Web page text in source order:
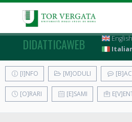
DIDATTICAWEB
English
[I]NFO [M]ODULI
[O]RARI [E]SAMI